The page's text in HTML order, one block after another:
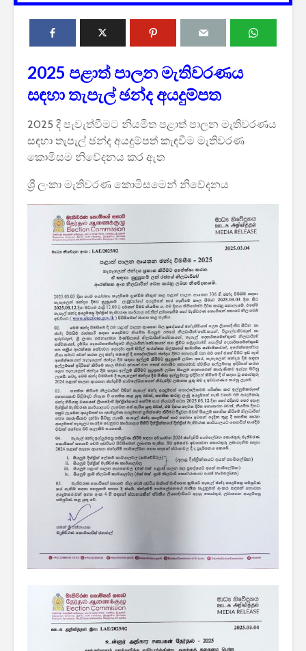
2025 පළාත් පාලන මැතිවරණය
සඳහා තැපැල් ඡන්ද අයදුම්පත
2025 දී පැවැත්වීමට නියමිත පළාත් පාලන මැතිවරණය
සඳහා තැපැල් ඡන්ද අයදුම්පත් කැඳවීම මැතිවරණ
කොමිසම නිවේදනය කර ඇත
ශ්‍රී ලංකා මැතිවරණ කොමිසමෙන් නිවේදනය